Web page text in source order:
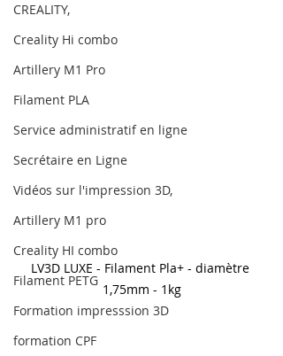
CREALITY,
Creality Hi combo
Artillery M1 Pro
Filament PLA
Service administratif en ligne
Secrétaire en Ligne
Vidéos sur l'impression 3D,
Artillery M1 pro
Creality HI combo
Filament PETG
Formation impresssion 3D
formation CPF
LV3D LUXE - Filament Pla+ - diamètre
1,75mm - 1kg